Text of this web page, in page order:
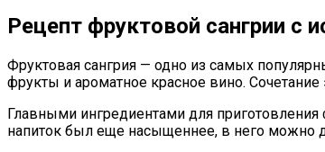
Рецепт фруктовой сангрии с
Фруктовая сангрия — одно из самых
фрукты и ароматное красное вино.
Главными ингредиентами для
напиток был еще насыщеннее, в него можно